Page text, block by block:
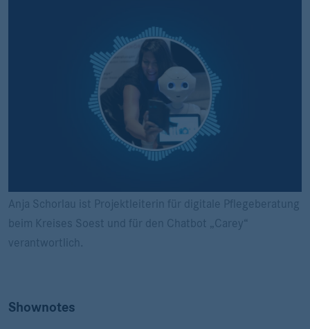
Anja Schorlau ist Projektleiterin für digitale Pflegeberatung
beim Kreises Soest und für den Chatbot „Carey“
verantwortlich.
Shownotes